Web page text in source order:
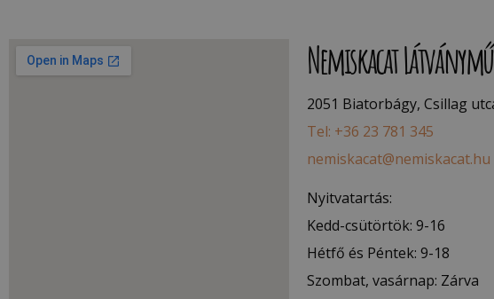
Nemiskacat
2051 Biatorbágy, Csillag
Tel: +36 23 781 345
nemiskacat@nemiskacat.hu
Nyitvatartás:
Kedd-csütörtök: 9-16
Hétfő és Péntek: 9-18
Szombat, vasárnap: Zárva